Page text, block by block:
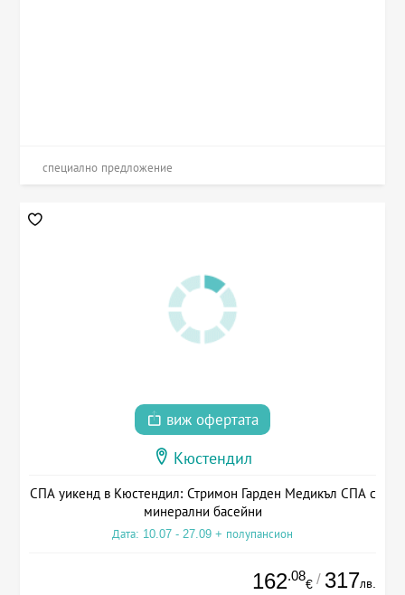
специално предложение
виж офертата
Кюстендил
СПА уикенд в Кюстендил: Стримон Гарден Медикъл СПА с
минерални басейни
Дата: 10.07 - 27.09 + полупансион
162.08
€ / 317лв.